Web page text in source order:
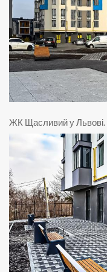
ЖК Щасливий у Львові.